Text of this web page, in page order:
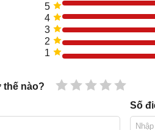
5
4
3
2
1
thế nào? 5 sao
4 sao
3 sao
2 sao
1 sao
Số